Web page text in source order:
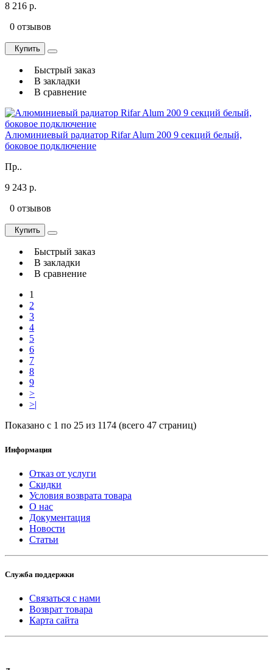
8 216 р.
0 отзывов
Купить
Быстрый заказ
В закладки
В сравнение
Алюминиевый радиатор Rifar Alum 200 9 секций белый,
боковое подключение
Пр..
9 243 р.
0 отзывов
Купить
Быстрый заказ
В закладки
В сравнение
1
2
3
4
5
6
7
8
9
>
>|
Показано с 1 по 25 из 1174 (всего 47 страниц)
Информация
Отказ от услуги
Скидки
Условия возврата товара
О нас
Документация
Новости
Статьи
Служба поддержки
Связаться с нами
Возврат товара
Карта сайта